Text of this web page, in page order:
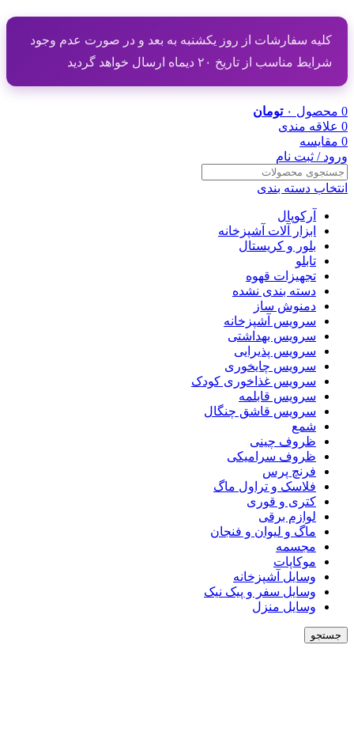
کلیه سفارشات از روز یکشنبه به بعد و در صورت عدم وجود
شرایط مناسب از تاریخ ۲۰ دیماه ارسال خواهد گردید
0 محصول ۰ تومان
0 علاقه مندی
0 مقایسه
ورود / ثبت نام
انتخاب دسته بندی
آرکوپال
ابزار آلات آشپزخانه
بلور و کریستال
تابلو
تجهیزات قهوه
دسته بندی نشده
دمنوش ساز
سرویس آشپزخانه
سرویس بهداشتی
سرویس پذیرایی
سرویس چایخوری
سرویس غذاخوری کودک
سرویس قابلمه
سرویس قاشق چنگال
شمع
ظروف چینی
ظروف سرامیکی
فرنچ پرس
فلاسک و تراول ماگ
کتری و قوری
لوازم برقی
ماگ و لیوان و فنجان
مجسمه
موکاپات
وسایل آشپزخانه
وسایل سفر و پیک نیک
وسایل منزل
جستجو